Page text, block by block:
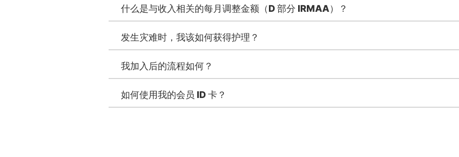
什么是与收入相关的每月调整金额（D 部分 IRMAA）？
发生灾难时，我该如何获得护理？
我加入后的流程如何？
如何使用我的会员 ID 卡？